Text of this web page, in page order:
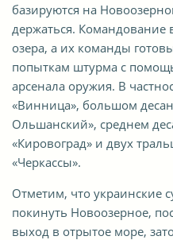
базируются на
держаться. Командование
озера, а их команды
попыткам штурма с
арсенала оружия. В
«Винница», большом
Ольшанский», среднем
«Кировоград» и двух
«Черкассы».
Отметим, что украинские
покинуть Новоозерное,
выход в отрытое море,